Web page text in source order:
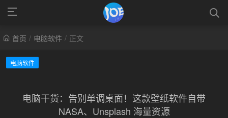
首页 / 电脑软件 / 正文
电脑软件
电脑干货：告别单调桌面！这款壁纸软件自带
NASA、Unsplash 海量资源